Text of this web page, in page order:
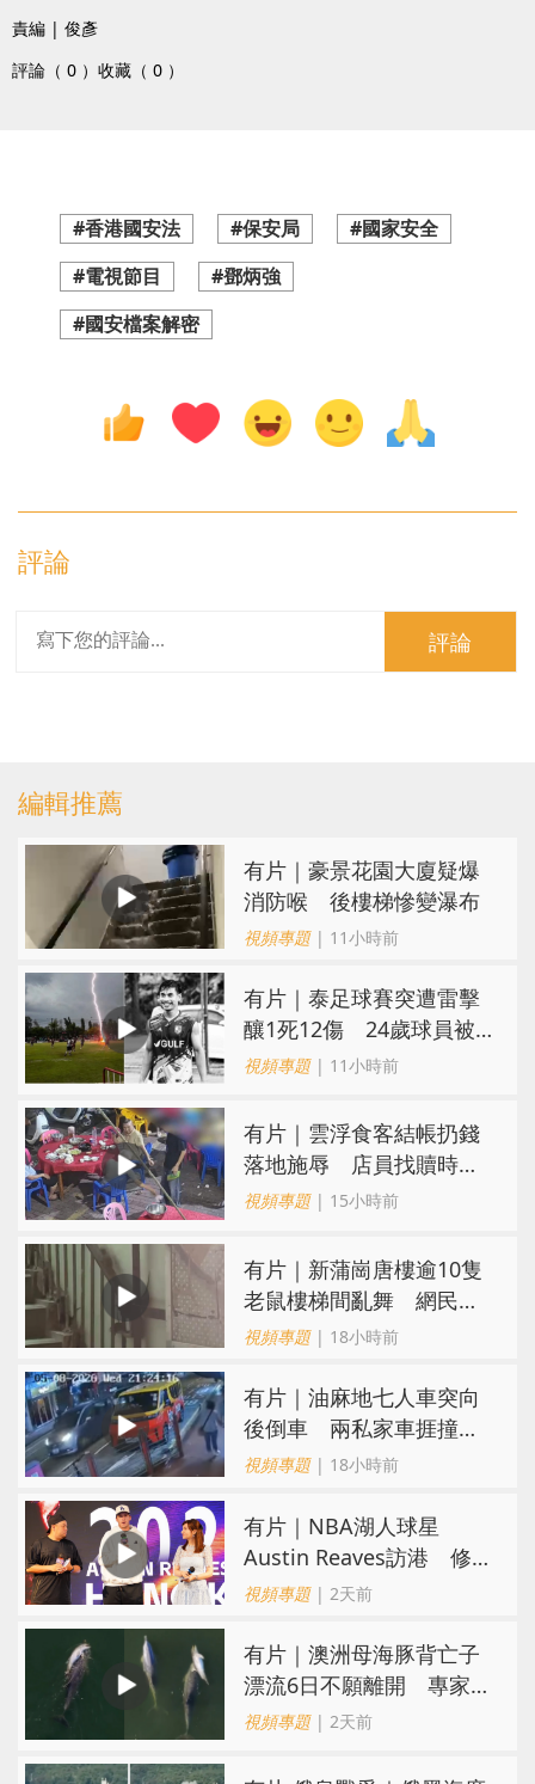
責編 | 俊彥
評論（ 0 ） 收藏（ 0 ）
#香港國安法 #保安局
#國家安全
#電視節目
#鄧炳強
#國安檔案解密
評論
評論
編輯推薦
有片｜豪景花園大廈疑爆
消防喉 後樓梯慘變瀑布
視頻專題| 11小時前
有片｜泰足球賽突遭雷擊
釀1死12傷 24歲球員被
閃電劈中亡
視頻專題| 11小時前
​有片｜雲浮食客結帳扔錢
落地施辱 店員找贖時還
施彼身獲老闆肯定
視頻專題| 15小時前
有片｜新蒲崗唐樓逾10隻
老鼠樓梯間亂舞 網民嚇
親：每次經過都要好大勇
視頻專題| 18小時前
有片｜油麻地七人車突向
後倒車 兩私家車捱撞
司機不顧而去
視頻專題| 18小時前
有片｜NBA湖人球星
Austin Reaves訪港 修
頓與青少年交流球技
視頻專題| 2天前
有片｜澳洲母海豚背亡子
漂流6日不願離開 專家：
極度悲傷下的哀悼行為
視頻專題| 2天前